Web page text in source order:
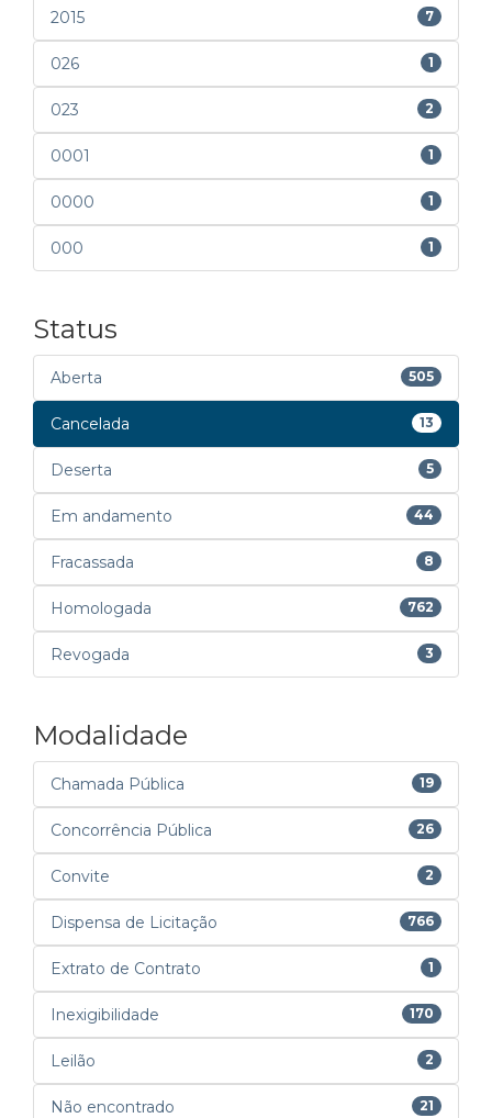
2015 7
026 1
023 2
0001 1
0000 1
000 1
Status
Aberta 505
Cancelada 13
Deserta 5
Em andamento 44
Fracassada 8
Homologada 762
Revogada 3
Modalidade
Chamada Pública 19
Concorrência Pública 26
Convite 2
Dispensa de Licitação 766
Extrato de Contrato 1
Inexigibilidade 170
Leilão 2
Não encontrado 21